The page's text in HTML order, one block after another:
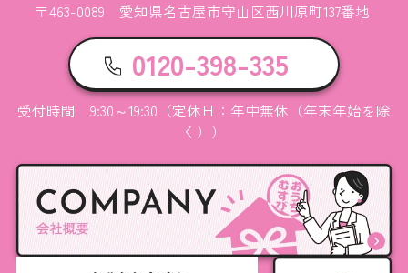
〒463-0089 愛知県名古屋市守山区西川原町137番地
0120-398-335
受付時間 9:30～19:30（定休日：年中無休（年末年始を除
く））